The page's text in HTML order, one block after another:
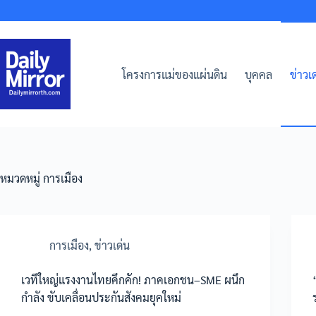
to
content
โครงการแม่ของแผ่นดิน บุคคล ข่าวเ
หมวดหมู่ การเมือง
การเมือง, ข่าวเด่น
เวทีใหญ่แรงงานไทยคึกคัก! ภาคเอกชน–SME ผนึก
กำลัง ขับเคลื่อนประกันสังคมยุคใหม่